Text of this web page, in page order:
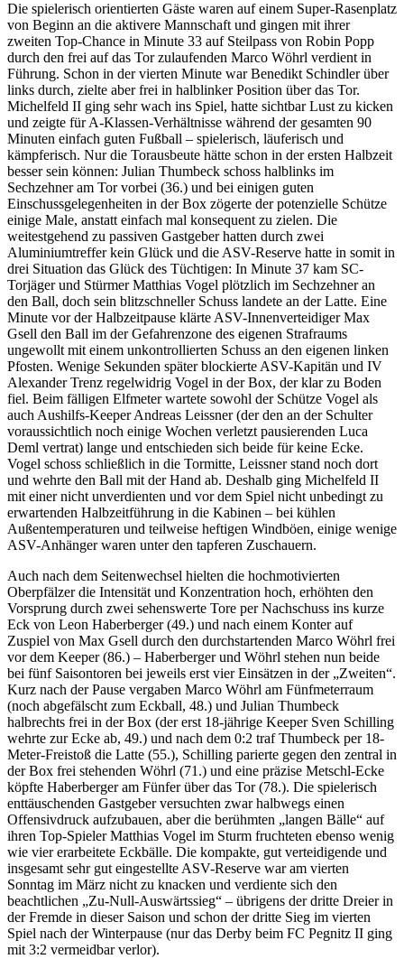
Die spielerisch orientierten Gäste waren auf einem Super-Rasenplatz
von Beginn an die aktivere Mannschaft und gingen mit ihrer
zweiten Top-Chance in Minute 33 auf Steilpass von Robin Popp
durch den frei auf das Tor zulaufenden Marco Wöhrl verdient in
Führung. Schon in der vierten Minute war Benedikt Schindler über
links durch, zielte aber frei in halblinker Position über das Tor.
Michelfeld II ging sehr wach ins Spiel, hatte sichtbar Lust zu kicken
und zeigte für A-Klassen-Verhältnisse während der gesamten 90
Minuten einfach guten Fußball – spielerisch, läuferisch und
kämpferisch. Nur die Torausbeute hätte schon in der ersten Halbzeit
besser sein können: Julian Thumbeck schoss halblinks im
Sechzehner am Tor vorbei (36.) und bei einigen guten
Einschussgelegenheiten in der Box zögerte der potenzielle Schütze
einige Male, anstatt einfach mal konsequent zu zielen. Die
weitestgehend zu passiven Gastgeber hatten durch zwei
Aluminiumtreffer kein Glück und die ASV-Reserve hatte in somit in
drei Situation das Glück des Tüchtigen: In Minute 37 kam SC-
Torjäger und Stürmer Matthias Vogel plötzlich im Sechzehner an
den Ball, doch sein blitzschneller Schuss landete an der Latte. Eine
Minute vor der Halbzeitpause klärte ASV-Innenverteidiger Max
Gsell den Ball im der Gefahrenzone des eigenen Strafraums
ungewollt mit einem unkontrollierten Schuss an den eigenen linken
Pfosten. Wenige Sekunden später blockierte ASV-Kapitän und IV
Alexander Trenz regelwidrig Vogel in der Box, der klar zu Boden
fiel. Beim fälligen Elfmeter wartete sowohl der Schütze Vogel als
auch Aushilfs-Keeper Andreas Leissner (der den an der Schulter
voraussichtlich noch einige Wochen verletzt pausierenden Luca
Deml vertrat) lange und entschieden sich beide für keine Ecke.
Vogel schoss schließlich in die Tormitte, Leissner stand noch dort
und wehrte den Ball mit der Hand ab. Deshalb ging Michelfeld II
mit einer nicht unverdienten und vor dem Spiel nicht unbedingt zu
erwartenden Halbzeitführung in die Kabinen – bei kühlen
Außentemperaturen und teilweise heftigen Windböen, einige wenige
ASV-Anhänger waren unter den tapferen Zuschauern.
Auch nach dem Seitenwechsel hielten die hochmotivierten
Oberpfälzer die Intensität und Konzentration hoch, erhöhten den
Vorsprung durch zwei sehenswerte Tore per Nachschuss ins kurze
Eck von Leon Haberberger (49.) und nach einem Konter auf
Zuspiel von Max Gsell durch den durchstartenden Marco Wöhrl frei
vor dem Keeper (86.) – Haberberger und Wöhrl stehen nun beide
bei fünf Saisontoren bei jeweils erst vier Einsätzen in der „Zweiten“.
Kurz nach der Pause vergaben Marco Wöhrl am Fünfmeterraum
(noch abgefälscht zum Eckball, 48.) und Julian Thumbeck
halbrechts frei in der Box (der erst 18-jährige Keeper Sven Schilling
wehrte zur Ecke ab, 49.) und nach dem 0:2 traf Thumbeck per 18-
Meter-Freistoß die Latte (55.), Schilling parierte gegen den zentral in
der Box frei stehenden Wöhrl (71.) und eine präzise Metschl-Ecke
köpfte Haberberger am Fünfer über das Tor (78.). Die spielerisch
enttäuschenden Gastgeber versuchten zwar halbwegs einen
Offensivdruck aufzubauen, aber die berühmten „langen Bälle“ auf
ihren Top-Spieler Matthias Vogel im Sturm fruchteten ebenso wenig
wie vier erarbeitete Eckbälle. Die kompakte, gut verteidigende und
insgesamt sehr gut eingestellte ASV-Reserve war am vierten
Sonntag im März nicht zu knacken und verdiente sich den
beachtlichen „Zu-Null-Auswärtssieg“ – übrigens der dritte Dreier in
der Fremde in dieser Saison und schon der dritte Sieg im vierten
Spiel nach der Winterpause (nur das Derby beim FC Pegnitz II ging
mit 3:2 vermeidbar verlor).